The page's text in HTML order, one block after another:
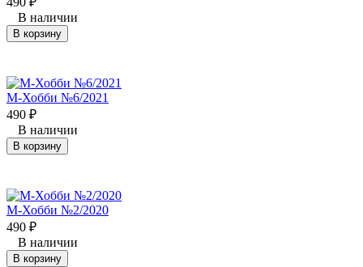
В наличии
В корзину
М-Хобби №6/2021
490 ₽
В наличии
В корзину
М-Хобби №2/2020
490 ₽
В наличии
В корзину